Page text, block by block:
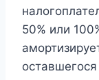
50% или